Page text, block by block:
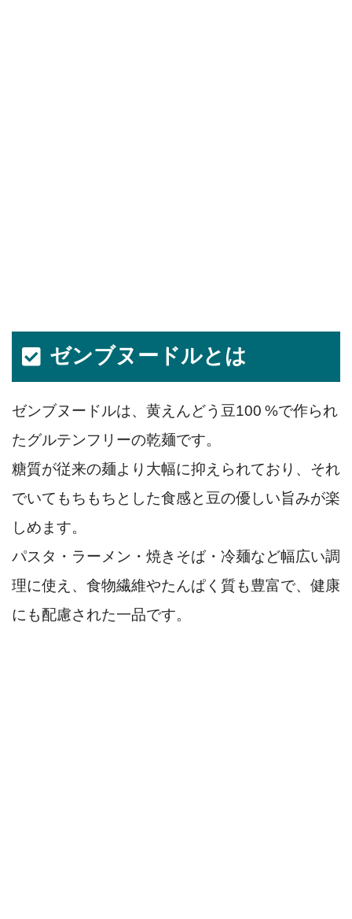
ゼンブヌードルとは
ゼンブヌードルは、黄えんどう豆100 %で作られ
たグルテンフリーの乾麺です。
糖質が従来の麺より大幅に抑えられており、それ
でいてもちもちとした食感と豆の優しい旨みが楽
しめます。
パスタ・ラーメン・焼きそば・冷麺など幅広い調
理に使え、食物繊維やたんぱく質も豊富で、健康
にも配慮された一品です。